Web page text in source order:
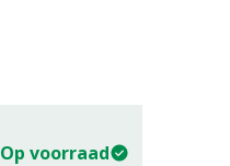
Op voorraad